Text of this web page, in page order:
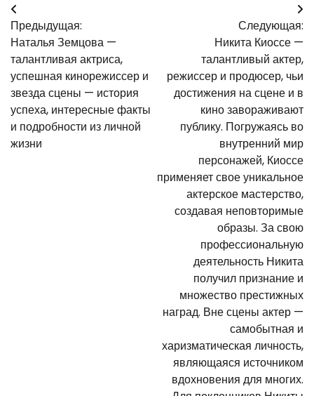
Навигация
по
записям
Предыдущая:
Наталья Земцова —
талантливая актриса,
успешная кинорежиссер и
звезда сцены — история
успеха, интересные факты
и подробности из личной
жизни
Следующая:
Никита Киоссе —
талантливый актер,
режиссер и продюсер, чьи
достижения на сцене и в
кино завораживают
публику. Погружаясь во
внутренний мир
персонажей, Киоссе
применяет свое уникальное
актерское мастерство,
создавая неповторимые
образы. За свою
профессиональную
деятельность Никита
получил признание и
множество престижных
наград. Вне сцены актер —
самобытная и
харизматическая личность,
являющаяся источником
вдохновения для многих.